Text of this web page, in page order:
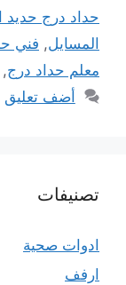
حداد درج حديد
المسايل, فني
معلم حداد درج,
أضف تعليق
تصنيفات
ادوات صحية
ارفف